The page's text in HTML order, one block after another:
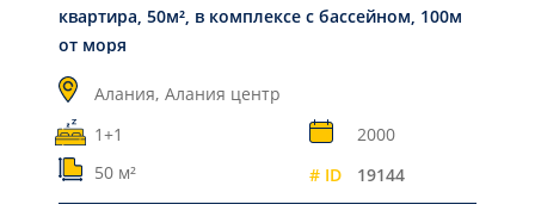
квартира, 50м², в комплексе c бассейном, 100м
от моря
Алания, Алания центр
1+1
2000
50 м²
# ID 19144